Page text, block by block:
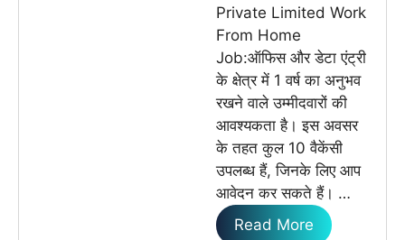
Private Limited Work
From Home
Job:ऑफिस और डेटा एंट्री
के क्षेत्र में 1 वर्ष का अनुभव
रखने वाले उम्मीदवारों की
आवश्यकता है। इस अवसर
के तहत कुल 10 वैकेंसी
उपलब्ध हैं, जिनके लिए आप
आवेदन कर सकते हैं। …
Read More